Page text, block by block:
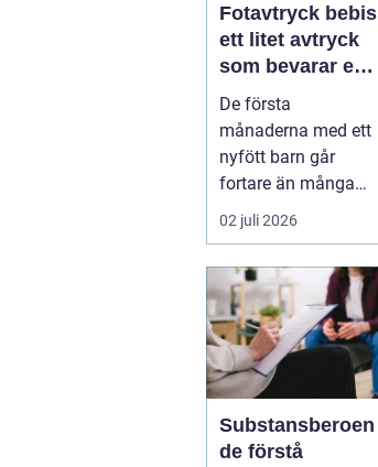
Fotavtryck bebis
ett litet avtryck
som bevarar en
stor stund
De första
månaderna med ett
nyfött barn går
fortare än många
hinner med. Ena
dagen ryms hela
foten i...
02 juli 2026
Substansberoen
de förstå